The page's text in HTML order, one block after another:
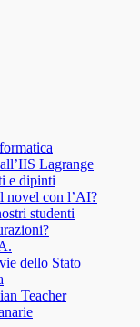
Lagrange
e dipinti
novel con l’AI?
studenti
dello Stato
Teacher